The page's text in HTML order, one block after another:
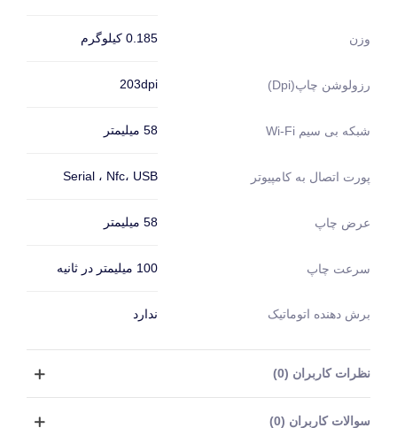
وزن 0.185 کیلوگرم
رزولوشن چاپ(dpi) 203dpi
شبکه بی سیم Wi-Fi 58 میلیمتر
پورت اتصال به کامپیوتر Serial ، Nfc، USB
عرض چاپ 58 میلیمتر
سرعت چاپ 100 میلیمتر در ثانیه
برش دهنده اتوماتیک ندارد
نظرات کاربران (0)
سوالات کاربران (0)